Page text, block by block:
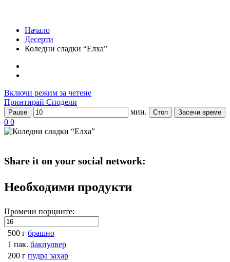
Начало
Десерти
Коледни сладки “Елха”
Включи режим за четене
Принтирай Сподели
Pause мин. Стоп Засечи време
0 0
Share it on your social network:
Необходими продукти
Промени порциите:
500 г брашно
1 пак. бакпулвер
200 г пудра захар